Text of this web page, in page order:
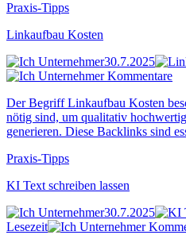
Praxis-Tipps
Linkaufbau Kosten
30.7.2025
Kommentare
Der Begriff Linkaufbau Kosten
nötig sind, um qualitativ
generieren. Diese Backlinks sind
Praxis-Tipps
KI Text schreiben lassen
30.7.2025
Lesezeit